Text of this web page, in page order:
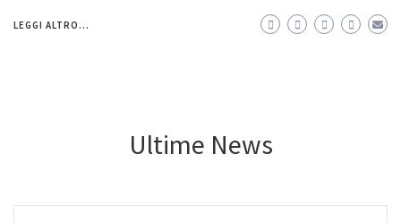
LEGGI ALTRO...
Ultime News